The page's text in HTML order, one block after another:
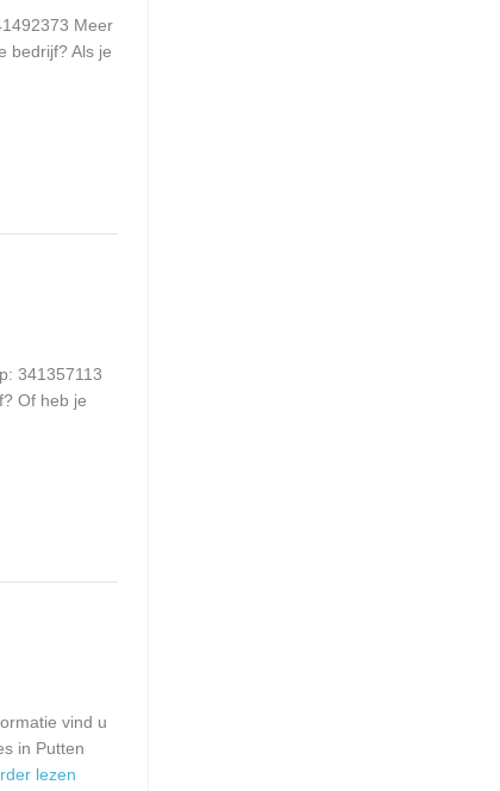
Meer
bedrijf? Als je
341357113
Of heb je
vind u
in Putten
lezen